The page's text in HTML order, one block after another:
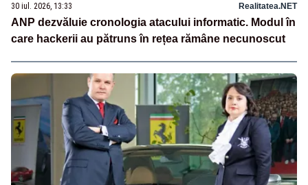
30 iul. 2026, 13:33 Realitatea.NET
ANP dezvăluie cronologia atacului informatic. Modul în
care hackerii au pătruns în rețea rămâne necunoscut